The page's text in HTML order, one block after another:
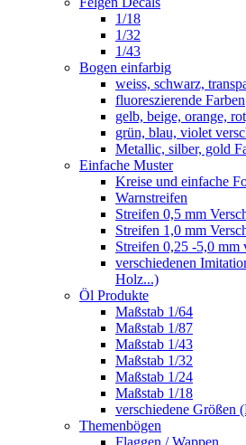
1/18
1/32
1/43
Bogen einfarbig
weiss, schwarz,
fluoreszierende Farben
gelb, beige, orange,
grün, blau, violet
Metallic, silber, gold
Einfache Muster
Kreise und einfache
Warnstreifen
Streifen 0,5 mm
Streifen 1,0 mm
Streifen 0,25 -5,0 mm
verschiedenen
Holz...)
Öl Produkte
Maßstab 1/64
Maßstab 1/87
Maßstab 1/43
Maßstab 1/32
Maßstab 1/24
Maßstab 1/18
verschiedene Größen
Themenbögen
Flaggen / Wappen